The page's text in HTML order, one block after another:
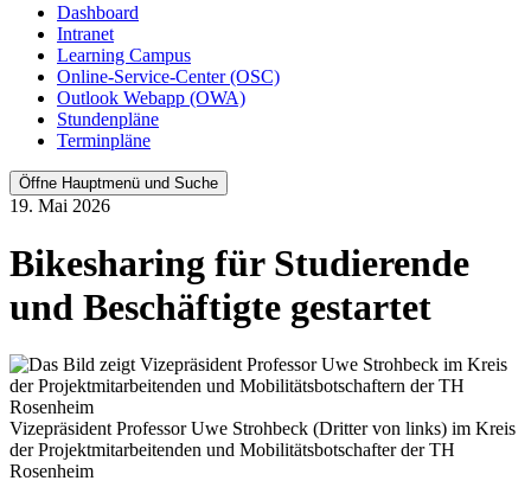
Dashboard
Intranet
Learning Campus
Online-Service-Center (OSC)
Outlook Webapp (OWA)
Stundenpläne
Terminpläne
Öffne Hauptmenü und Suche
19. Mai 2026
Bikesharing für Studierende
und Beschäftigte gestartet
Vizepräsident Professor Uwe Strohbeck (Dritter von links) im Kreis
der Projektmitarbeitenden und Mobilitätsbotschafter der TH
Rosenheim